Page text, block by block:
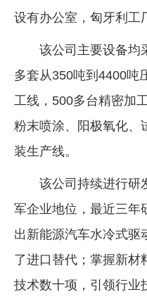
设有办公室，匈牙利工
该公司主要设备均
多套从350吨到4400吨
工线，500多台精密加
粉末喷涂、阳极氧化、
装生产线。
该公司持续进行研
军企业地位，最近三年
出新能源汽车水冷式驱
了进口替代；掌握新材
技术数十项，引领行业